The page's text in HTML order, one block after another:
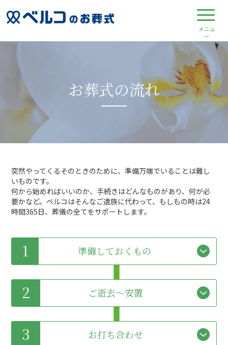
お葬式の流れ
突然やってくるそのときのために、準備万端でいることは難し
いものです。
何から始めればいいのか、手続きはどんなものがあり、何が必
要かなど。ベルコはそんなご遺族に代わって、もしもの時は24
時間365日、葬儀の全てをサポートします。
1 準備しておくもの
2 ご逝去～安置
3 お打ち合わせ